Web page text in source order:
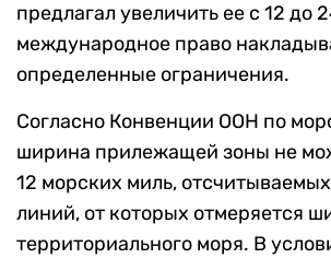
предлагал увеличить ее с 12 до
международное право
определенные ограничения.
Согласно Конвенции ООН по
ширина прилежащей зоны не
12 морских миль,
линий, от которых отмеряется
территориального моря. В